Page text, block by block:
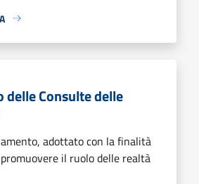
delle Consulte delle
adottato con la finalità
il ruolo delle realtà